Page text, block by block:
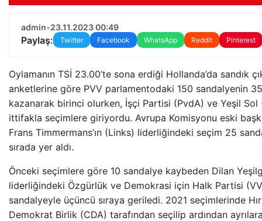
admin•23.11.2023 00:49
Paylaş: Twitter Facebook WhatsApp Reddit Pinterest
Oylamanın TSİ 23.00’te sona erdiği Hollanda’da sandık
anketlerine göre PVV parlamentodaki 150 sandalyenin
kazanarak birinci olurken, İşçi Partisi (PvdA) ve Yeşil Sol
ittifakla seçimlere giriyordu. Avrupa Komisyonu eski
Frans Timmermans’ın (Links) liderliğindeki seçim 25
sırada yer aldı.
Önceki seçimlere göre 10 sandalye kaybeden Dilan
liderliğindeki Özgürlük ve Demokrasi için Halk Partisi
sandalyeyle üçüncü sıraya geriledi. 2021 seçimlerinde
Demokrat Birlik (CDA) tarafından seçilip ardından